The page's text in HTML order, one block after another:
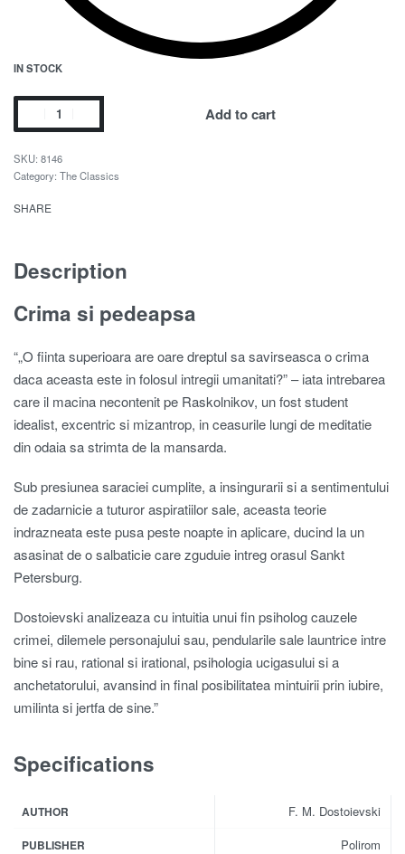
IN STOCK
Add to cart
8146
Category: The Classics
SHARE
Description
Crima si pedeapsa
“„O fiinta superioara are oare dreptul sa savirseasca o crima
daca aceasta este in folosul intregii umanitati?” – iata intrebarea
care il macina necontenit pe Raskolnikov, un fost student
idealist, excentric si mizantrop, in ceasurile lungi de meditatie
din odaia sa strimta de la mansarda.
Sub presiunea saraciei cumplite, a insingurarii si a sentimentului
de zadarnicie a tuturor aspiratiilor sale, aceasta teorie
indrazneata este pusa peste noapte in aplicare, ducind la un
asasinat de o salbaticie care zguduie intreg orasul Sankt
Petersburg.
Dostoievski analizeaza cu intuitia unui fin psiholog cauzele
crimei, dilemele personajului sau, pendularile sale launtrice intre
bine si rau, rational si irational, psihologia ucigasului si a
anchetatorului, avansind in final posibilitatea mintuirii prin iubire,
umilinta si jertfa de sine.”
Specifications
AUTHOR F. M. Dostoievski
PUBLISHER Polirom